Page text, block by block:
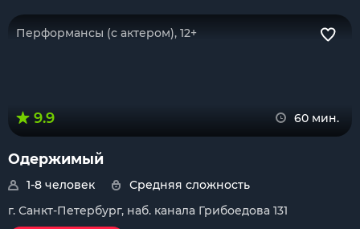
Перформансы (с актером), 12+
9.9 60 мин.
Одержимый
1-8 человек
Средняя сложность
г. Санкт-Петербург, наб. канала Грибоедова 131